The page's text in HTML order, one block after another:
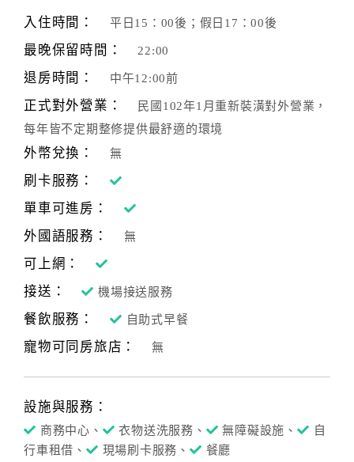
伴
劃
商
品
宣
入住時間： 平日15：00後；假日17：00後
最晚保留時間： 22:00
退房時間： 中午12:00前
正式對外營業：
民國102年1月重新裝潢對外營業，
每年皆不定期整修提供最舒適的環境
外幣兌換： 無
刷卡服務：
單車可進房：
外國語服務：
無
可上網：
接送：
機場接送服務
餐飲服務： 自助式早餐
寵物可同房旅店： 無
設施與服務：
商務中心、 衣物送洗服務、 無障礙設施、
自
行車租借、
現場刷卡服務、 餐廳